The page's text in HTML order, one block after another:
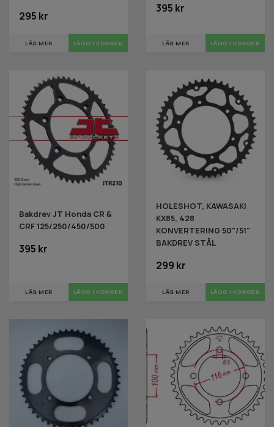
295 kr
LÄS MER LÄGG I KORGEN
395 kr
LÄS MER LÄGG I KORGEN
Bakdrev JT Honda CR &
CRF 125/250/450/500
395 kr
LÄS MER LÄGG I KORGEN
HOLESHOT, KAWASAKI
KX85, 428
KONVERTERING 50"/51"
BAKDREV STÅL
299 kr
LÄS MER LÄGG I KORGEN